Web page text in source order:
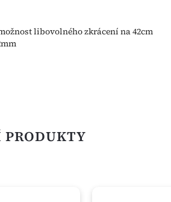
libovolného zkrácení na 42cm